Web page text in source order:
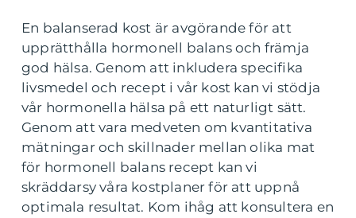
En balanserad kost är avgörande för att
upprätthålla hormonell balans och främja
god hälsa. Genom att inkludera specifika
livsmedel och recept i vår kost kan vi stödja
vår hormonella hälsa på ett naturligt sätt.
Genom att vara medveten om kvantitativa
mätningar och skillnader mellan olika mat
för hormonell balans recept kan vi
skräddarsy våra kostplaner för att uppnå
optimala resultat. Kom ihåg att konsultera en